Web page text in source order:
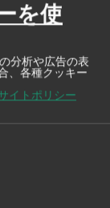
を使
分析や広告の表
、各種クッキー
イトポリシー